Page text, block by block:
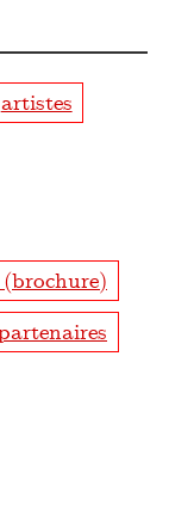
artistes